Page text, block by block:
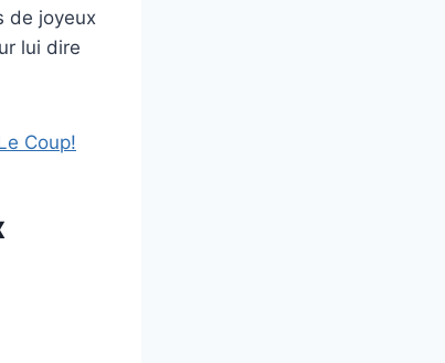
de joyeux
lui dire
Coup!